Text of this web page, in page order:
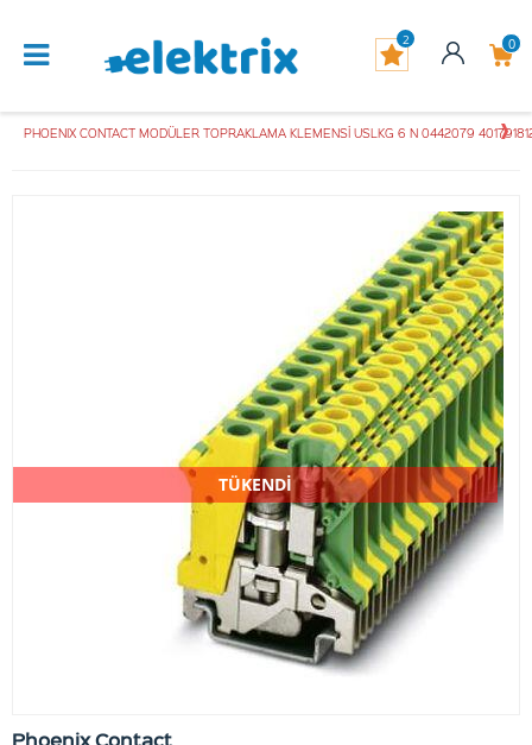
0
2
PHOENIX CONTACT MODÜLER TOPRAKLAMA KLEMENSİ USLKG 6 N 0442079
TÜKENDİ
Phoenix Contact